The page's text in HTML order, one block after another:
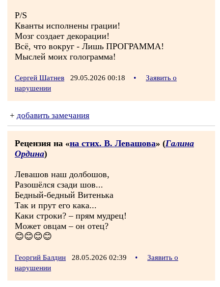
P/S
Кванты исполнены грации!
Мозг создает декорации!
Всё, что вокруг - Лишь ПРОГРАММА!
Мыслей моих голограмма!
Сергей Шатнев 29.05.2026 00:18 •
Заявить о
нарушении
+ добавить замечания
Рецензия на «на стих. В. Левашова» (Галина
Ордина)
Левашов наш долбошов,
Разошёлся сзади шов...
Бедный-бедный Витенька
Так и прут его кака...
Каки строки? – прям мудрец!
Может овцам – он отец?
😊😊😊😊
Георгий Балдин 28.05.2026 02:39 •
Заявить о
нарушении